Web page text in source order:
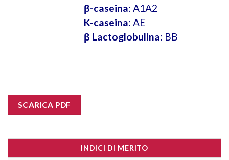
β-caseina: A1A2
K-caseina: AE
β Lactoglobulina: BB
SCARICA PDF
INDICI DI MERITO